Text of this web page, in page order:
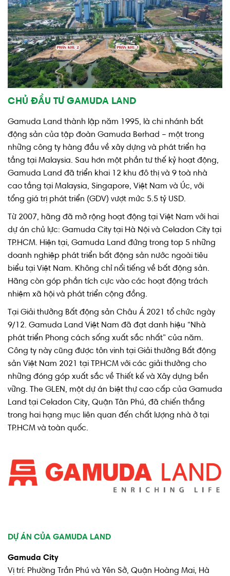
CHỦ ĐẦU TƯ GAMUDA LAND
Gamuda Land thành lập năm 1995, là chi nhánh bất
động sản của tập đoàn Gamuda Berhad – một trong
những công ty hàng đầu về xây dựng và phát triển hạ
tầng tại Malaysia. Sau hơn một phần tư thế kỷ hoạt động,
Gamuda Land đã triển khai 12 khu đô thị và 9 toà nhà
cao tầng tại Malaysia, Singapore, Việt Nam và Úc, với
tổng giá trị phát triển (GDV) vượt mức 5.5 tỷ USD.
Từ 2007, hãng đã mở rộng hoạt động tại Việt Nam với hai
dự án chủ lực: Gamuda City tại Hà Nội và Celadon City tại
TP.HCM. Hiện tại, Gamuda Land đứng trong top 5 những
doanh nghiệp phát triển bất động sản nước ngoài tiêu
biểu tại Việt Nam. Không chỉ nổi tiếng về bất động sản.
Hãng còn góp phần tích cực vào các hoạt động trách
nhiệm xã hội và phát triển cộng đồng.
Tại Giải thưởng Bất động sản Châu Á 2021 tổ chức ngày
9/12. Gamuda Land Việt Nam đã đạt danh hiệu “Nhà
phát triển Phong cách sống xuất sắc nhất” của năm.
Công ty này cũng được tôn vinh tại Giải thưởng Bất động
sản Việt Nam 2021 tại TP.HCM với các giải thưởng cho
những đóng góp xuất sắc về Thiết kế và Xây dựng bền
vững. The GLEN, một dự án biệt thự cao cấp của Gamuda
Land tại Celadon City, Quận Tân Phú, đã chiến thắng
trong hai hạng mục liên quan đến chất lượng nhà ở tại
TP.HCM và toàn quốc.
DỰ ÁN CỦA GAMUDA LAND
Gamuda City
Vị trí: Phường Trần Phú và Yên Sở, Quận Hoàng Mai, Hà